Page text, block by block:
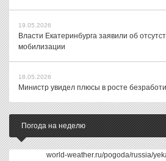
19.05.2026
Власти Екатеринбурга заявили об
мобилизации
18.05.2026
Министр увидел плюсы в росте
Погода на неделю
world-weather.ru/pogoda/russia/